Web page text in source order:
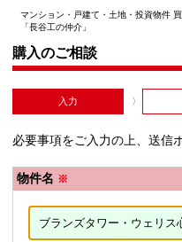
マンション・戸建て・土地・投資物件
「長谷工の仲介」
購入のご相談
入力
必要事項をご入力の上、送信
物件名 ※